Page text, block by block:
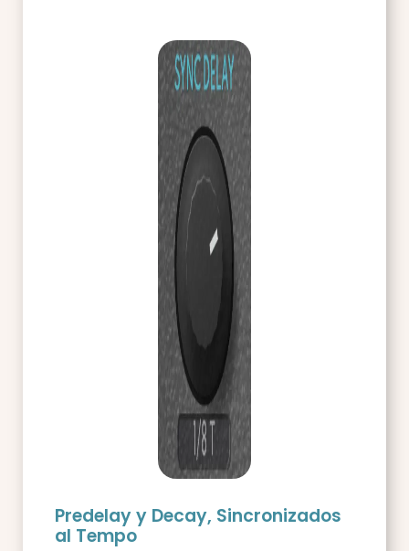
Predelay y Decay, Sincronizados
al Tempo